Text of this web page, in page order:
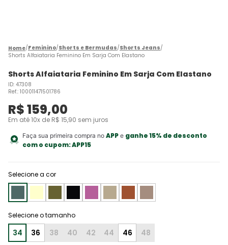
Feminino Shorts e Bermudas Shorts Jeans
Shorts Alfaiataria Feminino Em Sarja Com Elastano
Shorts Alfaiataria Feminino Em Sarja Com Elastano
ID: 47308
Ref.: 100011471501786
R$159,00
Em até10x de R$ 15,90 sem juros
Faça sua primeira compra no APPe ganhe 15% de desconto
com o cupom:APP15
Selecione a cor
34 36 38 40 42 44 46 48